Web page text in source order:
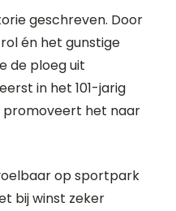
geschreven. Door
én het gunstige
de ploeg uit
in het 101-jarig
het naar
op sportpark
bij winst zeker